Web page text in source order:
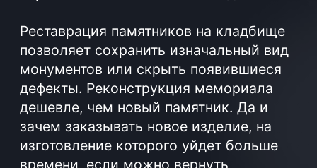
работ
Место захоронения может потерять
свой вид по разным причинам. Это и
отсутствие должного ухода, и
атмосферные явления, и движения
грунта, и неблагоприятное соседство
кладбищ с зарослями кустарников. В
плита могут деформироваться, на них
появляются трещины, сколы, прочие
дефекты, цвет камня тускнеет, он